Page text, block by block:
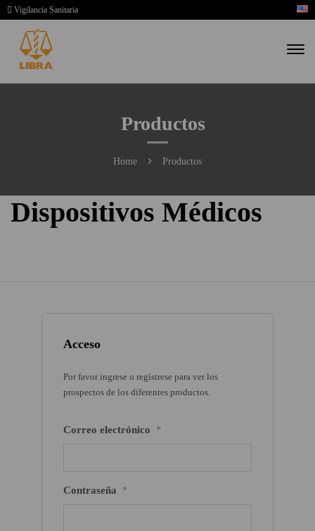
Vigilancia Sanitaria
Productos
Home Productos
Acceso
Por favor ingrese o regístrese para ver los
prospectos de los diferentes productos.
Correo electrónico *
Contraseña *
Dispositivos Médicos